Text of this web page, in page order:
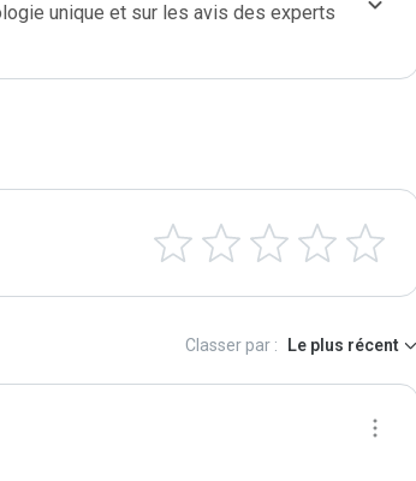
unique et sur les avis des experts
Classer par : Le plus récent